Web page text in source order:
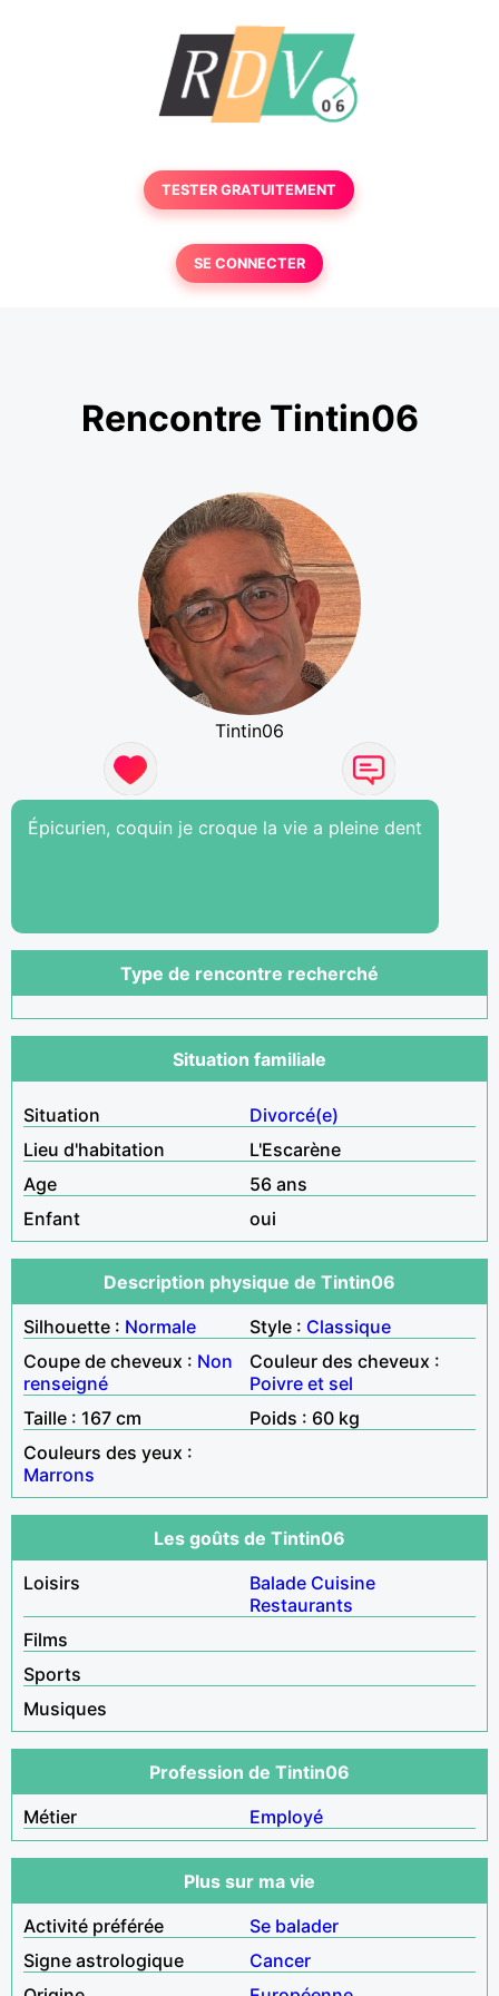
TESTER GRATUITEMENT
SE CONNECTER
Rencontre Tintin06
Tintin06
Épicurien, coquin je croque la vie a pleine dent
Type de rencontre recherché
Situation familiale
Situation
Divorcé(e)
Lieu d'habitation
L'Escarène
Age
56 ans
Enfant
oui
Description physique de Tintin06
Silhouette : Normale Style : Classique
Coupe de cheveux : Non
renseigné
Couleur des cheveux :
Poivre et sel
Taille : 167 cm
Poids : 60 kg
Couleurs des yeux :
Marrons
Les goûts de Tintin06
Loisirs
Balade Cuisine
Restaurants
Films
Sports
Musiques
Profession de Tintin06
Métier
Employé
Plus sur ma vie
Activité préférée
Se balader
Signe astrologique
Cancer